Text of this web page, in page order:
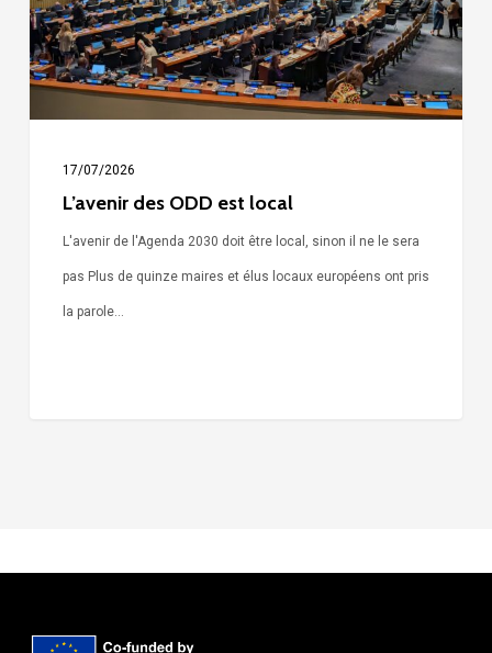
17/07/2026
L’avenir des ODD est local
L'avenir de l'Agenda 2030 doit être local, sinon il ne le sera
pas Plus de quinze maires et élus locaux européens ont pris
la parole…